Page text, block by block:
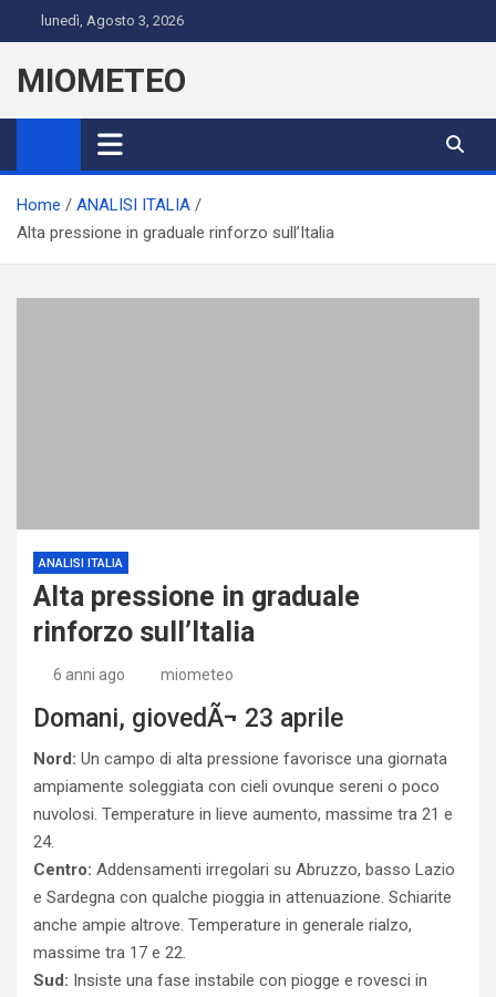
to
content
lunedì, Agosto 3, 2026
MIOMETEO
Home
ANALISI ITALIA
Alta pressione in graduale rinforzo sull’Italia
ANALISI ITALIA
Alta pressione in graduale
rinforzo sull’Italia
6 anni ago miometeo
Domani, giovedÃ¬ 23 aprile
Nord: Un campo di alta pressione favorisce una giornata
ampiamente soleggiata con cieli ovunque sereni o poco
nuvolosi. Temperature in lieve aumento, massime tra 21 e
24.
Centro: Addensamenti irregolari su Abruzzo, basso Lazio
e Sardegna con qualche pioggia in attenuazione. Schiarite
anche ampie altrove. Temperature in generale rialzo,
massime tra 17 e 22.
Sud: Insiste una fase instabile con piogge e rovesci in